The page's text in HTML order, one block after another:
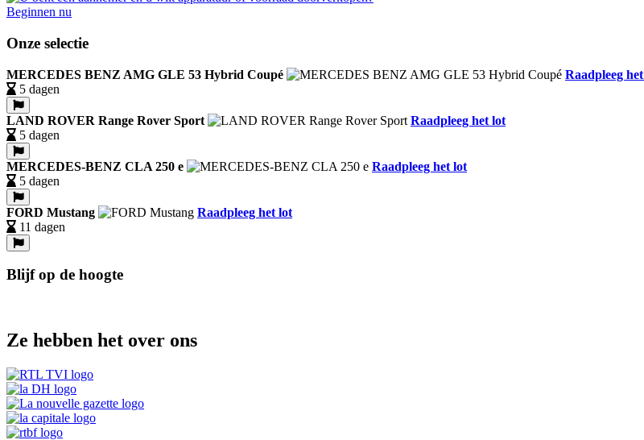
Beginnen nu
Onze selectie
MERCEDES BENZ AMG GLE 53 Hybrid Coupé
Raadpleeg
5 dagen
LAND ROVER Range Rover Sport
Raadpleeg het lot
5 dagen
MERCEDES-BENZ CLA 250 e
Raadpleeg het lot
5 dagen
FORD Mustang
Raadpleeg het lot
11 dagen
Blijf op de hoogte
Ze hebben het over ons